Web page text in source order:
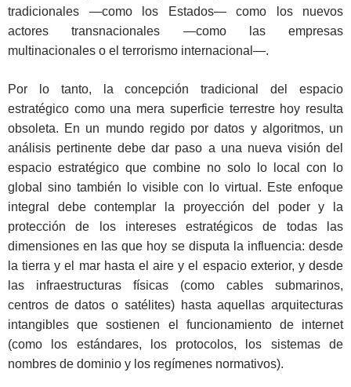
tradicionales ―como los Estados― como los nuevos
actores transnacionales ―como las empresas
multinacionales o el terrorismo internacional―.
Por lo tanto, la concepción tradicional del espacio
estratégico como una mera superficie terrestre hoy resulta
obsoleta. En un mundo regido por datos y algoritmos, un
análisis pertinente debe dar paso a una nueva visión del
espacio estratégico que combine no solo lo local con lo
global sino también lo visible con lo virtual. Este enfoque
integral debe contemplar la proyección del poder y la
protección de los intereses estratégicos de todas las
dimensiones en las que hoy se disputa la influencia: desde
la tierra y el mar hasta el aire y el espacio exterior, y desde
las infraestructuras físicas (como cables submarinos,
centros de datos o satélites) hasta aquellas arquitecturas
intangibles que sostienen el funcionamiento de internet
(como los estándares, los protocolos, los sistemas de
nombres de dominio y los regímenes normativos).